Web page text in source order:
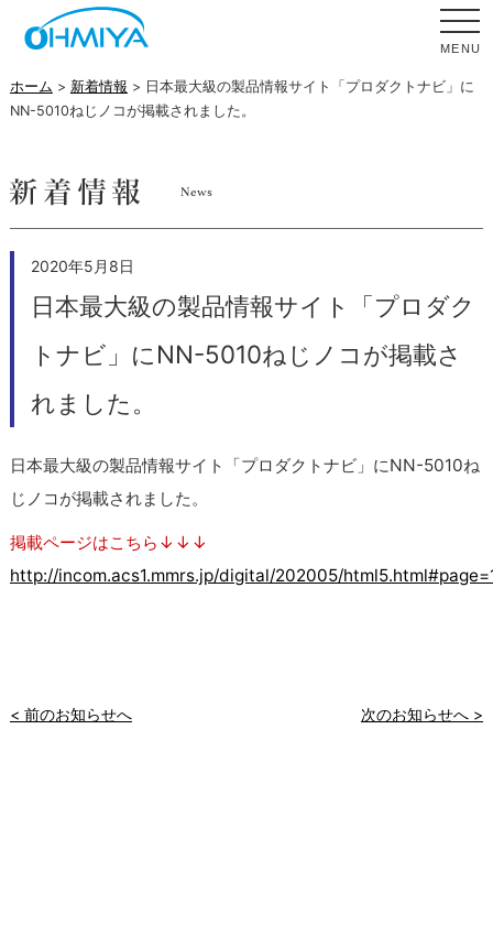
MENU
ホーム > 新着情報 > 日本最大級の製品情報サイト「プロダクトナビ」に
NN-5010ねじノコが掲載されました。
2020年5月8日
日本最大級の製品情報サイト「プロダク
トナビ」にNN-5010ねじノコが掲載さ
れました。
日本最大級の製品情報サイト「プロダクトナビ」にNN-5010ね
じノコが掲載されました。
掲載ページはこちら↓↓↓
http://incom.acs1.mmrs.jp/digital/202005/
< 前のお知らせへ 次のお知らせへ >